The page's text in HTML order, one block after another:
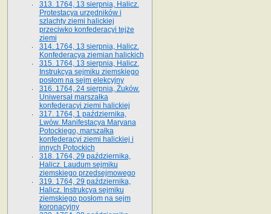
313. 1764, 13 sierpnia, Halicz.
Protestacya urzędników i
szlachty ziemi halickiej
przeciwko konfederacyi tejże
ziemi
314. 1764, 13 sierpnia, Halicz.
Konfederacya ziemian halickich
315. 1764, 13 sierpnia, Halicz.
Instrukcya sejmiku ziemskiego
posłom na sejm elekcyjny
316. 1764, 24 sierpnia, Żuków.
Uniwersał marszałka
konfederacyi ziemi halickiej
317. 1764, 1 października,
Lwów. Manifestacya Maryana
Potockiego, marszałka
konfederacyi ziemi halickiej i
innych Potockich
318. 1764, 29 października,
Halicz. Laudum sejmiku
ziemskiego przedsejmowego
319. 1764, 29 października,
Halicz. Instrukcya sejmiku
ziemskiego posłom na sejm
koronacyjny